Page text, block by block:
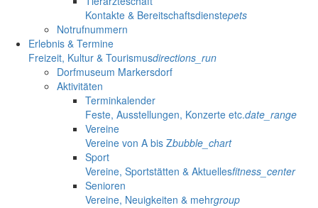
Kontakte & Bereitschaftsdienstepets
Notrufnummern
Erlebnis & Termine
Freizeit, Kultur & Tourismusdirections_run
Dorfmuseum Markersdorf
Aktivitäten
Terminkalender
Feste, Ausstellungen, Konzerte etc.date_range
Vereine
Vereine von A bis Zbubble_chart
Sport
Vereine, Sportstätten & Aktuellesfitness_center
Senioren
Vereine, Neuigkeiten & mehrgroup